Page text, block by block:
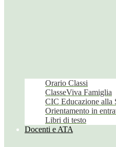
Orario Classi
ClasseViva Famiglia
CIC Educazione alla
Orientamento in
Libri di testo
Docenti e ATA